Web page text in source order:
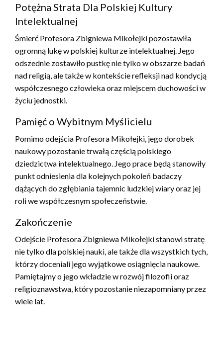
Potężna Strata Dla Polskiej Kultury
Intelektualnej
Śmierć Profesora Zbigniewa Mikołejki pozostawiła
ogromną lukę w polskiej kulturze intelektualnej. Jego
odszednie zostawiło pustkę nie tylko w obszarze badań
nad religią, ale także w kontekście refleksji nad kondycją
współczesnego człowieka oraz miejscem duchowości w
życiu jednostki.
Pamięć o Wybitnym Myślicielu
Pomimo odejścia Profesora Mikołejki, jego dorobek
naukowy pozostanie trwałą częścią polskiego
dziedzictwa intelektualnego. Jego prace będą stanowiły
punkt odniesienia dla kolejnych pokoleń badaczy
dążących do zgłębiania tajemnic ludzkiej wiary oraz jej
roli we współczesnym społeczeństwie.
Zakończenie
Odejście Profesora Zbigniewa Mikołejki stanowi stratę
nie tylko dla polskiej nauki, ale także dla wszystkich tych,
którzy doceniali jego wyjątkowe osiągnięcia naukowe.
Pamiętajmy o jego wkładzie w rozwój filozofii oraz
religioznawstwa, który pozostanie niezapomniany przez
wiele lat.